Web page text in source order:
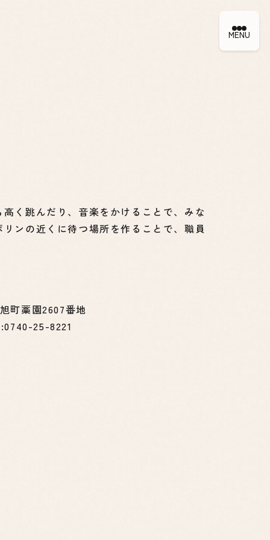
MENU
く跳んだり、音楽をかけることで、みな
ンの近くに待つ場所を作ることで、職員
町藁園2607番地
25-8221